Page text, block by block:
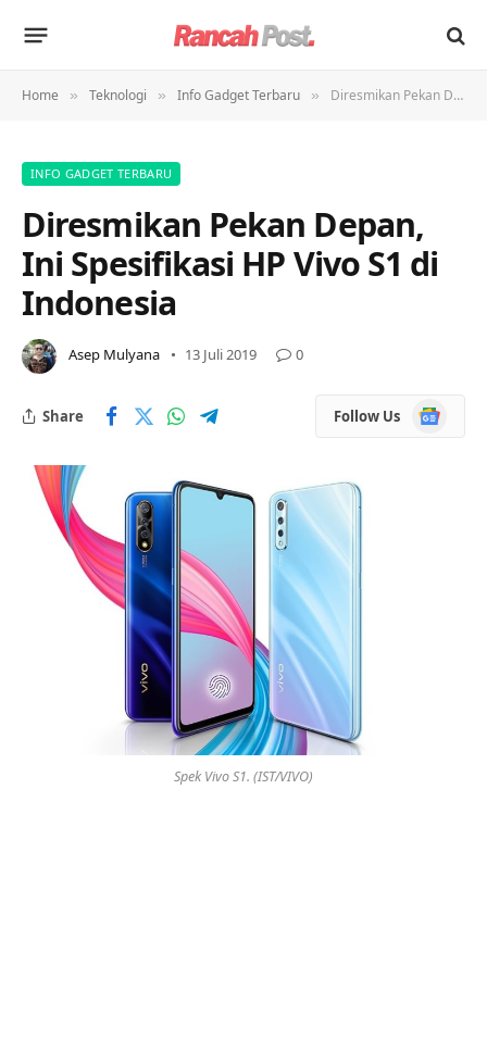
Home » Teknologi » Info Gadget Terbaru » Diresmikan Pekan Depan, Ini Spesifikasi HP Vivo S1 di Indonesia
INFO GADGET TERBARU
Diresmikan Pekan Depan,
Ini Spesifikasi HP Vivo S1 di
Indonesia
Asep Mulyana 13 Juli 2019 0
Share Follow Us
Google
News
Spek Vivo S1. (IST/VIVO)